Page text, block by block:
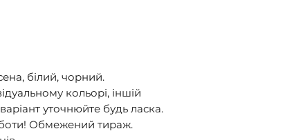
білий, чорний.
кольорі, іншій
уточнюйте будь ласка.
Обмежений тираж.